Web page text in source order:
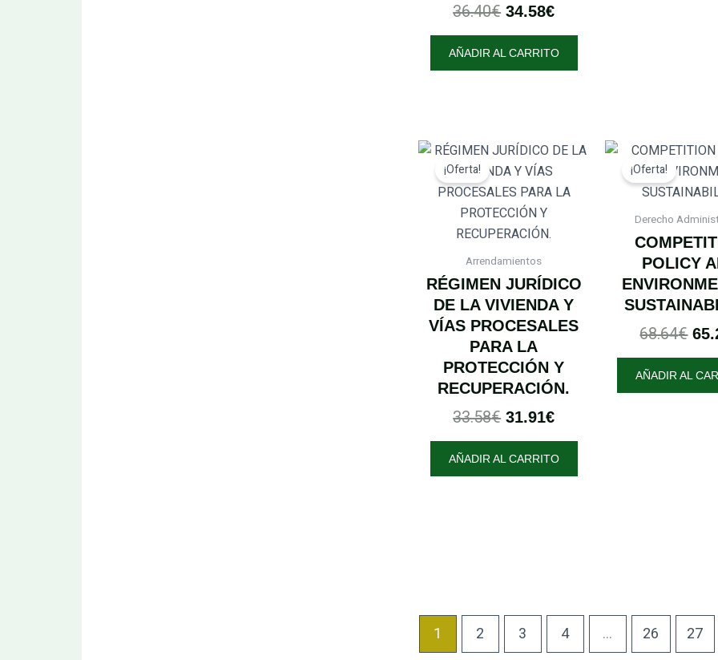
36.40€ 34.58€
AÑADIR AL CARRITO
¡Oferta!
Arrendamientos
RÉGIMEN JURÍDICO
DE LA VIVIENDA Y
VÍAS PROCESALES
PARA LA
PROTECCIÓN Y
RECUPERACIÓN.
33.58€
El
precio
original
era:
33.58€.
31.91€
El
actual
AÑADIR AL CARRITO
¡Oferta!
Derecho
POLICY
68.64€
El
era:
AÑADIR AL
1 2 3 4 … 26 27